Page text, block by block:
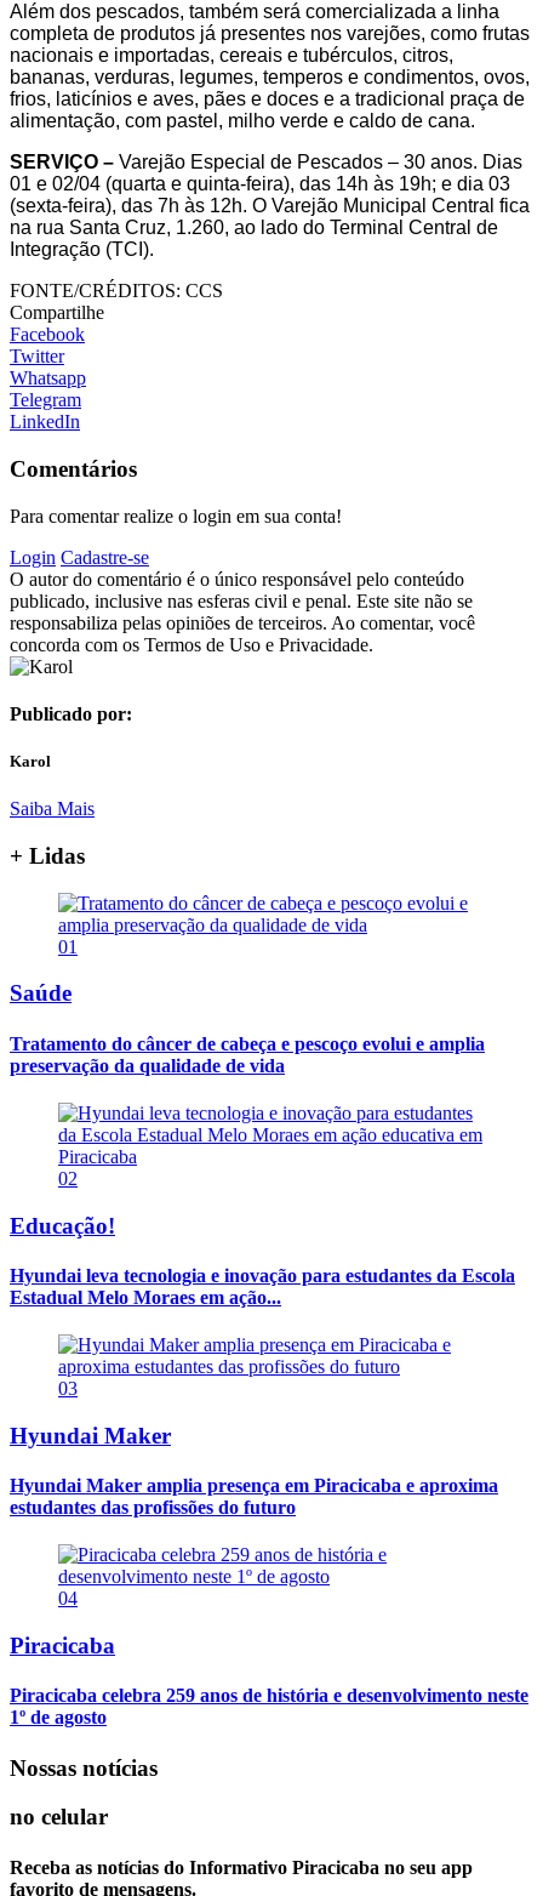
Além dos pescados, também será comercializada a linha
completa de produtos já presentes nos varejões, como frutas
nacionais e importadas, cereais e tubérculos, citros,
bananas, verduras, legumes, temperos e condimentos, ovos,
frios, laticínios e aves, pães e doces e a tradicional praça de
alimentação, com pastel, milho verde e caldo de cana.
SERVIÇO – Varejão Especial de Pescados – 30 anos. Dias
01 e 02/04 (quarta e quinta-feira), das 14h às 19h; e dia 03
(sexta-feira), das 7h às 12h. O Varejão Municipal Central fica
na rua Santa Cruz, 1.260, ao lado do Terminal Central de
Integração (TCI).
FONTE/CRÉDITOS: CCS
Compartilhe
Facebook
Twitter
Whatsapp
Telegram
LinkedIn
Comentários
Para comentar realize o login em sua conta!
Login Cadastre-se
O autor do comentário é o único responsável pelo conteúdo
publicado, inclusive nas esferas civil e penal. Este site não se
responsabiliza pelas opiniões de terceiros. Ao comentar, você
concorda com os Termos de Uso e Privacidade.
Publicado por:
Karol
Saiba Mais
+ Lidas
01
Saúde
Tratamento do câncer de cabeça e pescoço evolui e amplia
preservação da qualidade de vida
02
Educação!
Hyundai leva tecnologia e inovação para estudantes da Escola
Estadual Melo Moraes em ação...
03
Hyundai Maker
Hyundai Maker amplia presença em Piracicaba e aproxima
estudantes das profissões do futuro
04
Piracicaba
Piracicaba celebra 259 anos de história e desenvolvimento neste
1º de agosto
Nossas notícias
no celular
Receba as notícias do Informativo Piracicaba no seu app
favorito de mensagens.